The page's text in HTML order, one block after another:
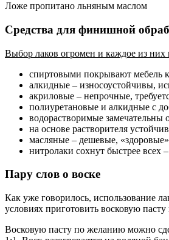
Ложе пропитано льняным маслом
Средства для финишной
Выбор лаков огромен и каждое из
спиртовыми покрывают мебель
алкидные – износоустойчивы,
акриловые – непрочные,
полиуретановые и алкидные с
водорастворимые замечательны
на основе растворителя
масляные – дешевые,
нитролаки сохнут быстрее
Пару слов о воске
Как уже говорилось, использование
условиях приготовить восковую
Восковую пасту по желанию можно